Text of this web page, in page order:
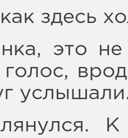
здесь
это
голос,